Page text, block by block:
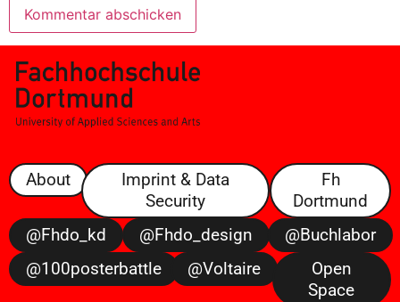
About
Imprint & Data
Security
Fh
Dortmund
@fhdo_kd
@fhdo_design
@buchlabor
@100posterbattle
@voltaire
Open
Space